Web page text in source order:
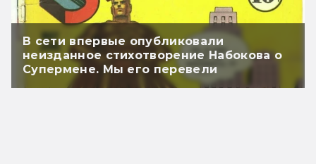
В сети впервые опубликовали
неизданное стихотворение Набокова о
Супермене. Мы его перевели